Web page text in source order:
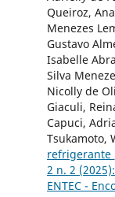
Queiroz,
Menezes
Gustavo
Isabelle
Silva
Nicolly de
Giaculi,
Capuci,
Tsukamoto,
refrigerante
2 n. 2
ENTEC -